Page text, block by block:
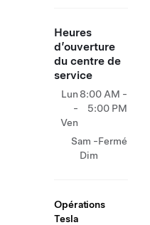
Heures
d’ouverture
du centre de
service
Lun
-
Ven
8:00 AM -
5:00 PM
Sam -
Dim
Fermé
Opérations
Tesla